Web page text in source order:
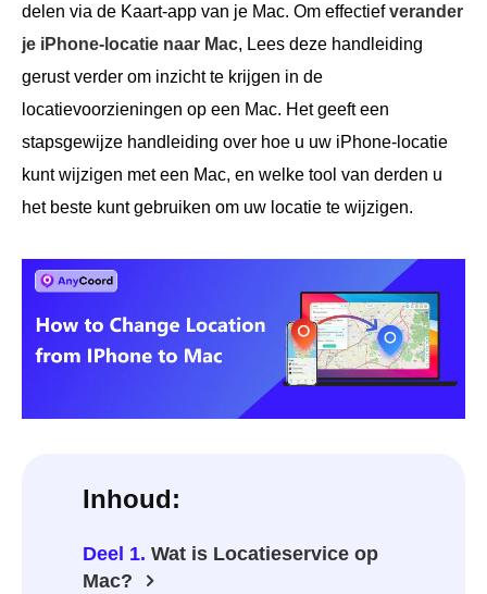
delen via de Kaart-app van je Mac. Om effectiefverander
je iPhone-locatie naar Mac, Lees deze handleiding
gerust verder om inzicht te krijgen in de
locatievoorzieningen op een Mac. Het geeft een
stapsgewijze handleiding over hoe u uw iPhone-locatie
kunt wijzigen met een Mac, en welke tool van derden u
het beste kunt gebruiken om uw locatie te wijzigen.
Inhoud:
Deel 1. Wat is Locatieservice op
Mac?